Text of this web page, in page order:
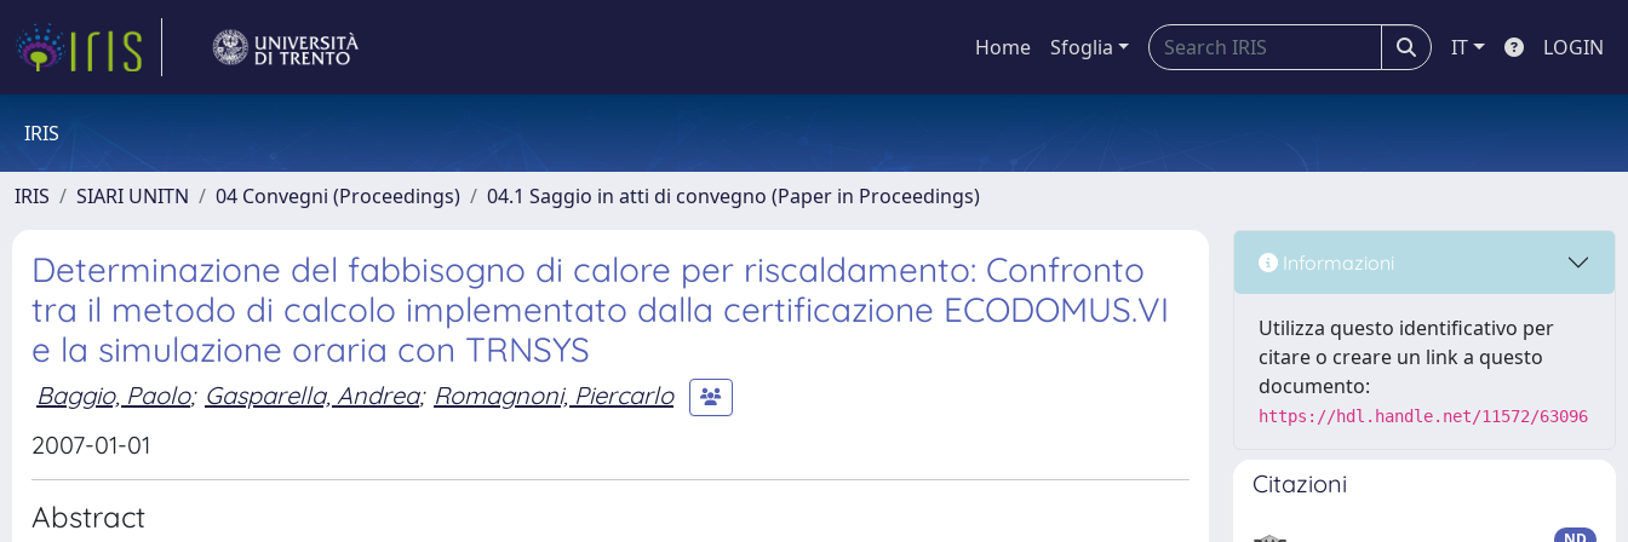
Home Sfoglia IT LOGIN
IRIS
IRIS SIARI UNITN 04 Convegni (Proceedings) 04.1 Saggio in atti di convegno (Paper in Proceedings)
Determinazione del fabbisogno di calore per riscaldamento: Confronto
tra il metodo di calcolo implementato dalla certificazione ECODOMUS.VI
e la simulazione oraria con TRNSYS
Baggio, Paolo; Gasparella, Andrea; Romagnoni, Piercarlo
2007-01-01
Abstract
Informazioni
Utilizza questo identificativo per
citare o creare un link a questo
documento:
https://hdl.handle.net/11572/63096
Citazioni